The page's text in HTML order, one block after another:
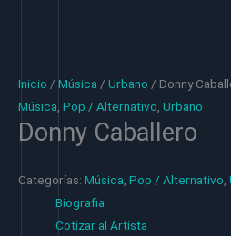
Inicio / Música / Urbano / Donny
Música, Pop / Alternativo, Urbano
Donny Caballero
Categorías: Música, Pop / Alternativo,
Biografia
Cotizar al Artista